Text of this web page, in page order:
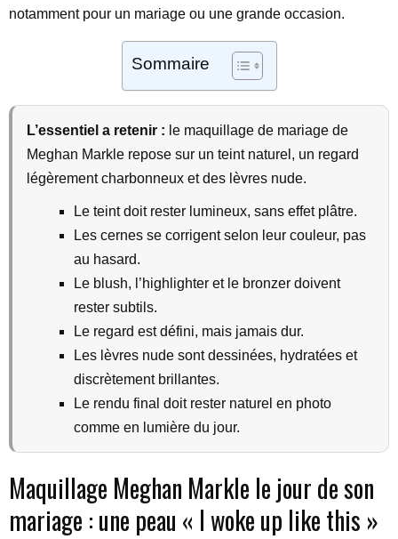
notamment pour un mariage ou une grande occasion.
Sommaire
L’essentiel a retenir : le maquillage de mariage de
Meghan Markle repose sur un teint naturel, un regard
légèrement charbonneux et des lèvres nude.
Le teint doit rester lumineux, sans effet plâtre.
Les cernes se corrigent selon leur couleur, pas
au hasard.
Le blush, l’highlighter et le bronzer doivent
rester subtils.
Le regard est défini, mais jamais dur.
Les lèvres nude sont dessinées, hydratées et
discrètement brillantes.
Le rendu final doit rester naturel en photo
comme en lumière du jour.
Maquillage Meghan Markle le jour de son
mariage : une peau « I woke up like this »